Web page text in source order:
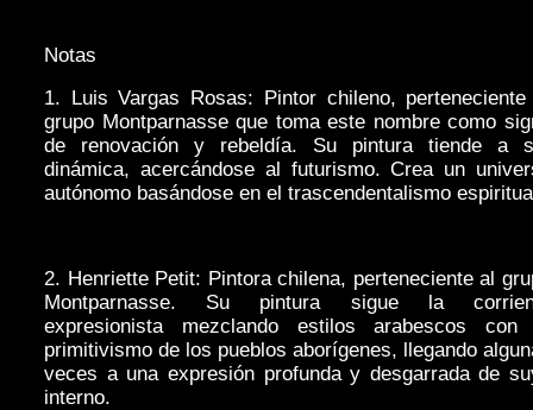
Notas
1. Luis Vargas Rosas: Pintor chileno,
grupo Montparnasse que toma este nombre como
de renovación y rebeldía. Su pintura tiende a
dinámica, acercándose al futurismo. Crea un
autónomo basándose en el trascendentalismo
2. Henriette Petit: Pintora chilena, perteneciente al
Montparnasse. Su pintura sigue la
expresionista mezclando estilos arabescos con
primitivismo de los pueblos aborígenes, llegando
veces a una expresión profunda y desgarrada de
interno.